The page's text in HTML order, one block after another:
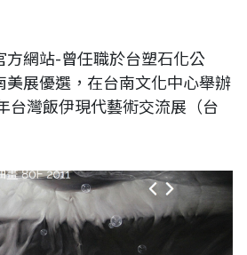
方網站-曾任職於台塑石化公
美展優選，在台南文化中心舉辦
台灣飯伊現代藝術交流展（台